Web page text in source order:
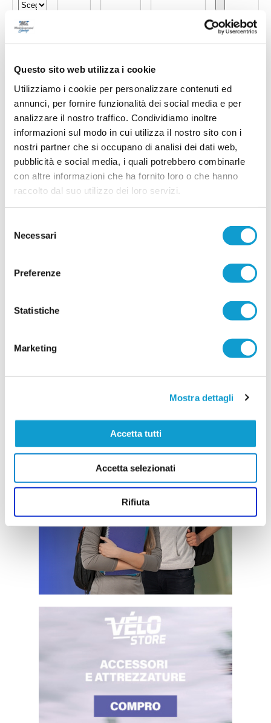
Questo sito web utilizza i cookie
Utilizziamo i cookie per personalizzare contenuti ed
annunci, per fornire funzionalità dei social media e per
analizzare il nostro traffico. Condividiamo inoltre
informazioni sul modo in cui utilizza il nostro sito con i
nostri partner che si occupano di analisi dei dati web,
pubblicità e social media, i quali potrebbero combinarle
con altre informazioni che ha fornito loro o che hanno
raccolto dal suo utilizzo dei loro servizi.
delNecessari
Preferenze
Statistiche
Marketing
Mostra dettagli
Accetta tutti
Accetta selezionati
Rifiuta
Invia !